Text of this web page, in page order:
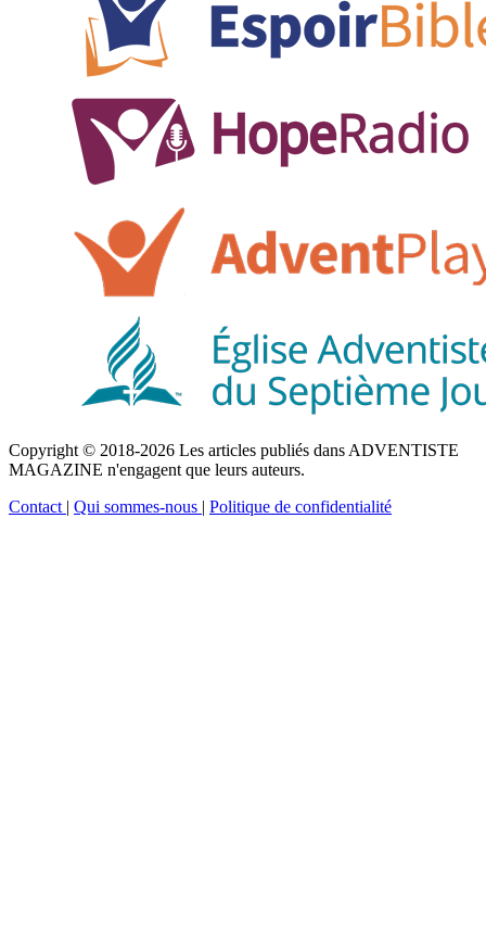
Copyright © 2018-2026 Les articles publiés dans ADVENTISTE
MAGAZINE n'engagent que leurs auteurs.
Contact | Qui sommes-nous | Politique de confidentialité